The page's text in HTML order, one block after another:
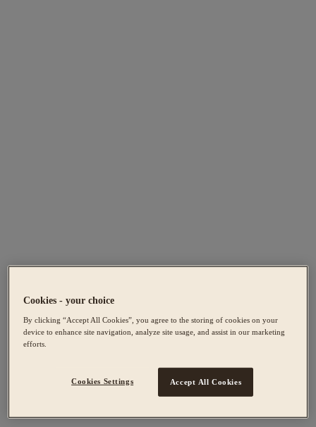
Cookies - your choice
By clicking “Accept All Cookies”, you agree to the storing of cookies on your
device to enhance site navigation, analyze site usage, and assist in our marketing
efforts.
Cookies Settings Accept All Cookies